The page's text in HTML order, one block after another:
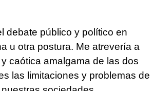
debate público y político en
u otra postura. Me atrevería a
caótica amalgama de las dos
las limitaciones y problemas de